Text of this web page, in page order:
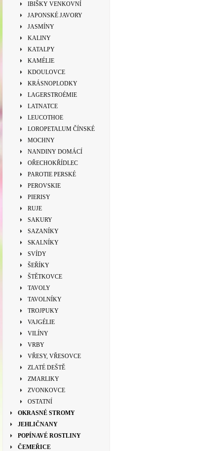
IBIŠKY VENKOVNÍ
JAPONSKÉ JAVORY
JASMÍNY
KALINY
KATALPY
KAMÉLIE
KDOULOVCE
KRÁSNOPLODKY
LAGERSTROÉMIE
LATNATCE
LEUCOTHOE
LOROPETALUM ČÍNSKÉ
MOCHNY
NANDINY DOMÁCÍ
OŘECHOKŘÍDLEC
PAROTIE PERSKÉ
PEROVSKIE
PIERISY
RUJE
SAKURY
SAZANÍKY
SKALNÍKY
SVÍDY
ŠEŘÍKY
ŠTĚTKOVCE
TAVOLY
TAVOLNÍKY
TROJPUKY
VAJGÉLIE
VILÍNY
VRBY
VŘESY, VŘESOVCE
ZLATÉ DEŠTĚ
ZMARLIKY
ZVONKOVCE
OSTATNÍ
OKRASNÉ STROMY
JEHLIČNANY
POPÍNAVÉ ROSTLINY
ČEMEŘICE